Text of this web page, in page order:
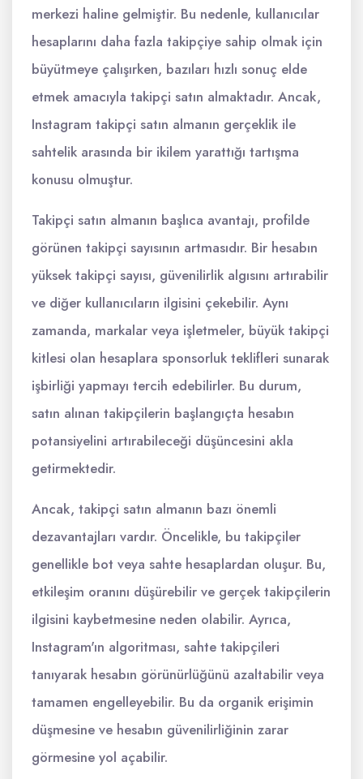
merkezi haline gelmiştir. Bu nedenle, kullanıcılar
hesaplarını daha fazla takipçiye sahip olmak için
büyütmeye çalışırken, bazıları hızlı sonuç elde
etmek amacıyla takipçi satın almaktadır. Ancak,
Instagram takipçi satın almanın gerçeklik ile
sahtelik arasında bir ikilem yarattığı tartışma
konusu olmuştur.
Takipçi satın almanın başlıca avantajı, profilde
görünen takipçi sayısının artmasıdır. Bir hesabın
yüksek takipçi sayısı, güvenilirlik algısını artırabilir
ve diğer kullanıcıların ilgisini çekebilir. Aynı
zamanda, markalar veya işletmeler, büyük takipçi
kitlesi olan hesaplara sponsorluk teklifleri sunarak
işbirliği yapmayı tercih edebilirler. Bu durum,
satın alınan takipçilerin başlangıçta hesabın
potansiyelini artırabileceği düşüncesini akla
getirmektedir.
Ancak, takipçi satın almanın bazı önemli
dezavantajları vardır. Öncelikle, bu takipçiler
genellikle bot veya sahte hesaplardan oluşur. Bu,
etkileşim oranını düşürebilir ve gerçek takipçilerin
ilgisini kaybetmesine neden olabilir. Ayrıca,
Instagram'ın algoritması, sahte takipçileri
tanıyarak hesabın görünürlüğünü azaltabilir veya
tamamen engelleyebilir. Bu da organik erişimin
düşmesine ve hesabın güvenilirliğinin zarar
görmesine yol açabilir.